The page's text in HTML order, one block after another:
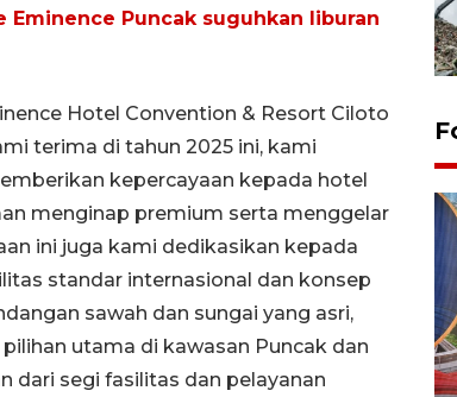
Eminence Puncak suguhkan liburan
Hotel Convention & Resort Ciloto
terima di tahun 2025 ini, kami
kepercayaan kepada hotel
menginap premium serta menggelar
ini juga kami dedikasikan kepada
standar internasional dan konsep
sawah dan sungai yang asri,
utama di kawasan Puncak dan
dari segi fasilitas dan pelayanan
Komisi V DPR tinjau
perlintasan sebidang di